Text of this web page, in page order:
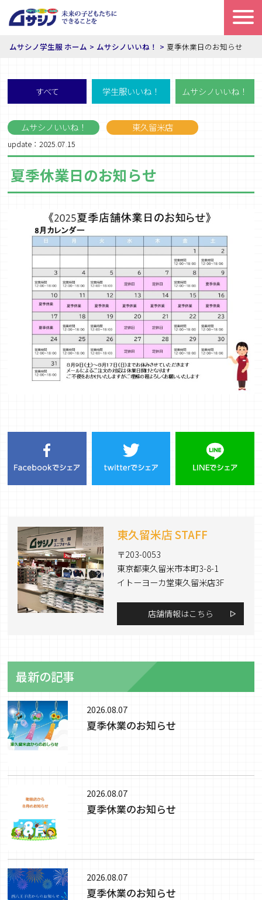
ムサシノ学生服 ホーム ムサシノいいね！ 夏季休業日のお知らせ
すべて 学生服いいね！ ムサシノいいね！
ムサシノいいね！ 東久留米店
update：2025.07.15
夏季休業日のお知らせ
東久留米店 STAFF
〒203-0053
東京都東久留米市本町3-8-1
イトーヨーカ堂東久留米店3F
店舗情報はこちら
最新の記事
2026.08.07
夏季休業のお知らせ
2026.08.07
夏季休業のお知らせ
2026.08.07
夏季休業のお知らせ